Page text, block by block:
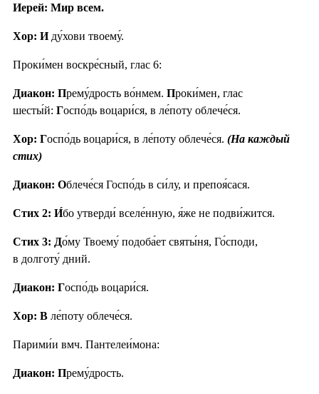
Иерей: Мир всем.
Хор: Иду́хови твоему́.
Проки́мен воскре́сный, глас 6:
Диакон: Прему́дрость во́нмем. Проки́мен, глас
шесты́й: Госпо́дь воцари́ся, в ле́поту облече́ся.
Хор: Госпо́дь воцари́ся, в ле́поту облече́ся. (На каждый
стих)
Диакон: Облече́ся Госпо́дь в си́лу, и препоя́сася.
Стих 2: И́бо утверди́ вселе́нную, я́же не подви́жится.
Стих 3: До́му Твоему́ подоба́ет святы́ня, Го́споди,
в долготу́ дний.
Диакон: Госпо́дь воцари́ся.
Хор: В ле́поту облече́ся.
Парими́и вмч. Пантелеи́мона:
Диакон: Прему́дрость.